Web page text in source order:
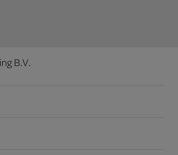
B.V.